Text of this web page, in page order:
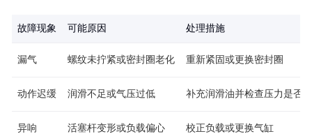
故障现象 可能原因 处理措施
漏气 螺纹未拧紧或密封圈老化 重新紧固或更换密封圈
动作迟缓 润滑不足或气压过低 补充润滑油并检查压力是否
异响 活塞杆变形或负载偏心 校正负载或更换气缸